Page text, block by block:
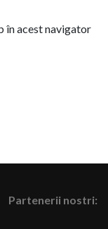
în acest navigator
Partenerii nostri: